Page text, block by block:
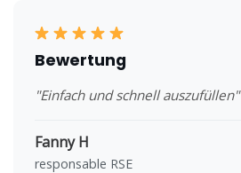
Bewertung
"Einfach und schnell auszufüllen"
Fanny H
responsable RSE